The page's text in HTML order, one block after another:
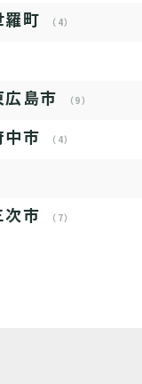
羅町 （4）
広島市 （9）
中市 （4）
次市 （7）